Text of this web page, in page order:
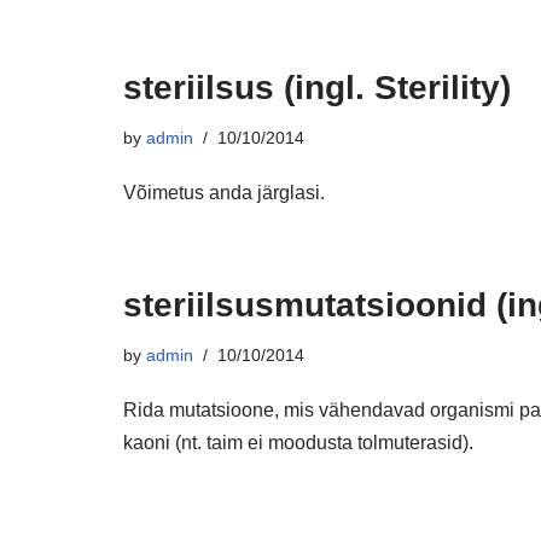
steriilsus (ingl. Sterility)
by admin 10/10/2014
Võimetus anda järglasi.
steriilsusmutatsioonid
by admin 10/10/2014
Rida mutatsioone, mis vähendavad organismi
kaoni (nt. taim ei moodusta tolmuterasid).